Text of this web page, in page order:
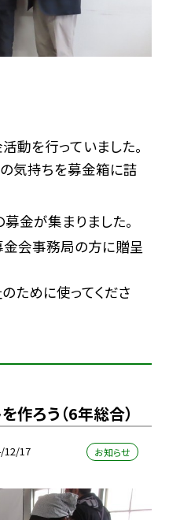
動を行っていました。
気持ちを募金箱に詰
募金が集まりました。
金会事務局の方に贈呈
ために使ってくださ
作ろう（6年総合）
12/17 お知らせ